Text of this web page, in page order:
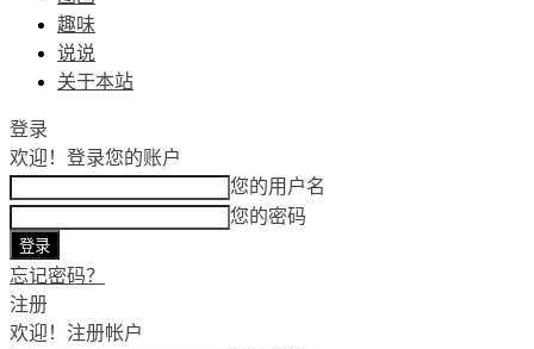
趣味
说说
关于本站
登录
欢迎！ 登录您的账户
您的用户名
您的密码
忘记密码？
注册
欢迎！ 注册帐户